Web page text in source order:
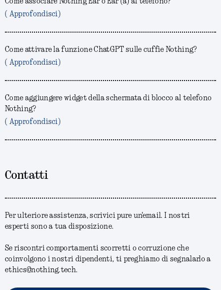
( Approfondisci)
Come attivare la funzione ChatGPT sulle cuffie Nothing?
( Approfondisci)
Come aggiungere widget della schermata di blocco al telefono
Nothing?
( Approfondisci)
Contatti
Per ulteriore assistenza, scrivici pure un'email. I nostri
esperti sono a tua disposizione.
Se riscontri comportamenti scorretti o corruzione che
coinvolgono i nostri dipendenti, ti preghiamo di segnalarlo a
ethics@nothing.tech.